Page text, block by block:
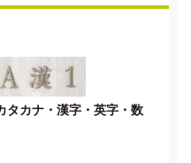
タカナ・漢字・英字・数